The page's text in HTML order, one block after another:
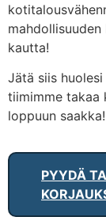
kautta!
Jätä siis
tiimimme takaa
loppuun saakka!
PYYDÄ